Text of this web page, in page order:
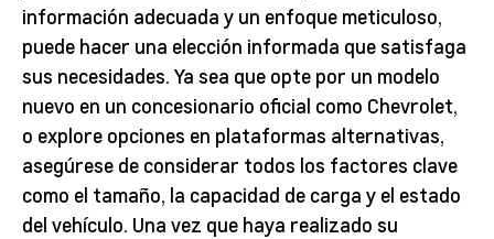
información adecuada y un enfoque meticuloso,
puede hacer una elección informada que satisfaga
sus necesidades. Ya sea que opte por un modelo
nuevo en un concesionario oficial como Chevrolet,
o explore opciones en plataformas alternativas,
asegúrese de considerar todos los factores clave
como el tamaño, la capacidad de carga y el estado
del vehículo. Una vez que haya realizado su